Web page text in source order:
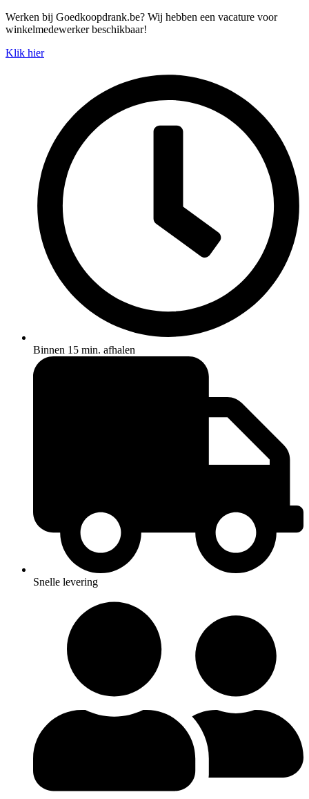
Spring
naar
inhoud
Werken bij Goedkoopdrank.be? Wij hebben een vacature voor
winkelmedewerker beschikbaar!
Klik hier
Binnen 15 min. afhalen
Snelle levering